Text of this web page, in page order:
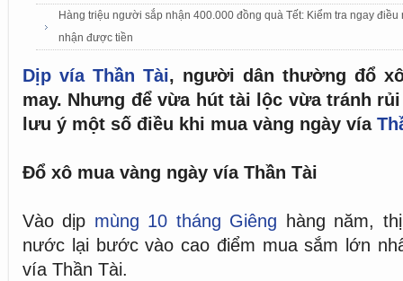
Hàng triệu người sắp nhận 400.000 đồng quà Tết: Kiểm tra ngay điều
nhận được tiền
Dịp vía Thần Tài, người dân thường đổ
may. Nhưng để vừa hút tài lộc vừa tránh
lưu ý một số điều khi mua vàng ngày vía
Đổ xô mua vàng ngày vía Thần Tài
Vào dịp mùng 10 tháng Giêng hàng năm,
nước lại bước vào cao điểm mua sắm lớn
vía Thần Tài.